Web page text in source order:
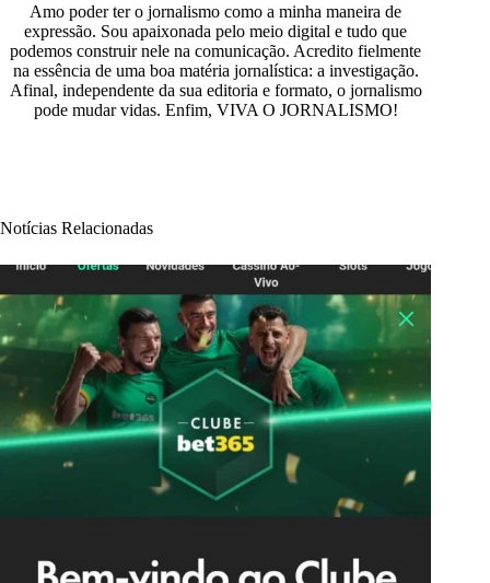
Amo poder ter o jornalismo como a minha maneira de
expressão. Sou apaixonada pelo meio digital e tudo que
podemos construir nele na comunicação. Acredito fielmente
na essência de uma boa matéria jornalística: a investigação.
Afinal, independente da sua editoria e formato, o jornalismo
pode mudar vidas. Enfim, VIVA O JORNALISMO!
Notícias Relacionadas